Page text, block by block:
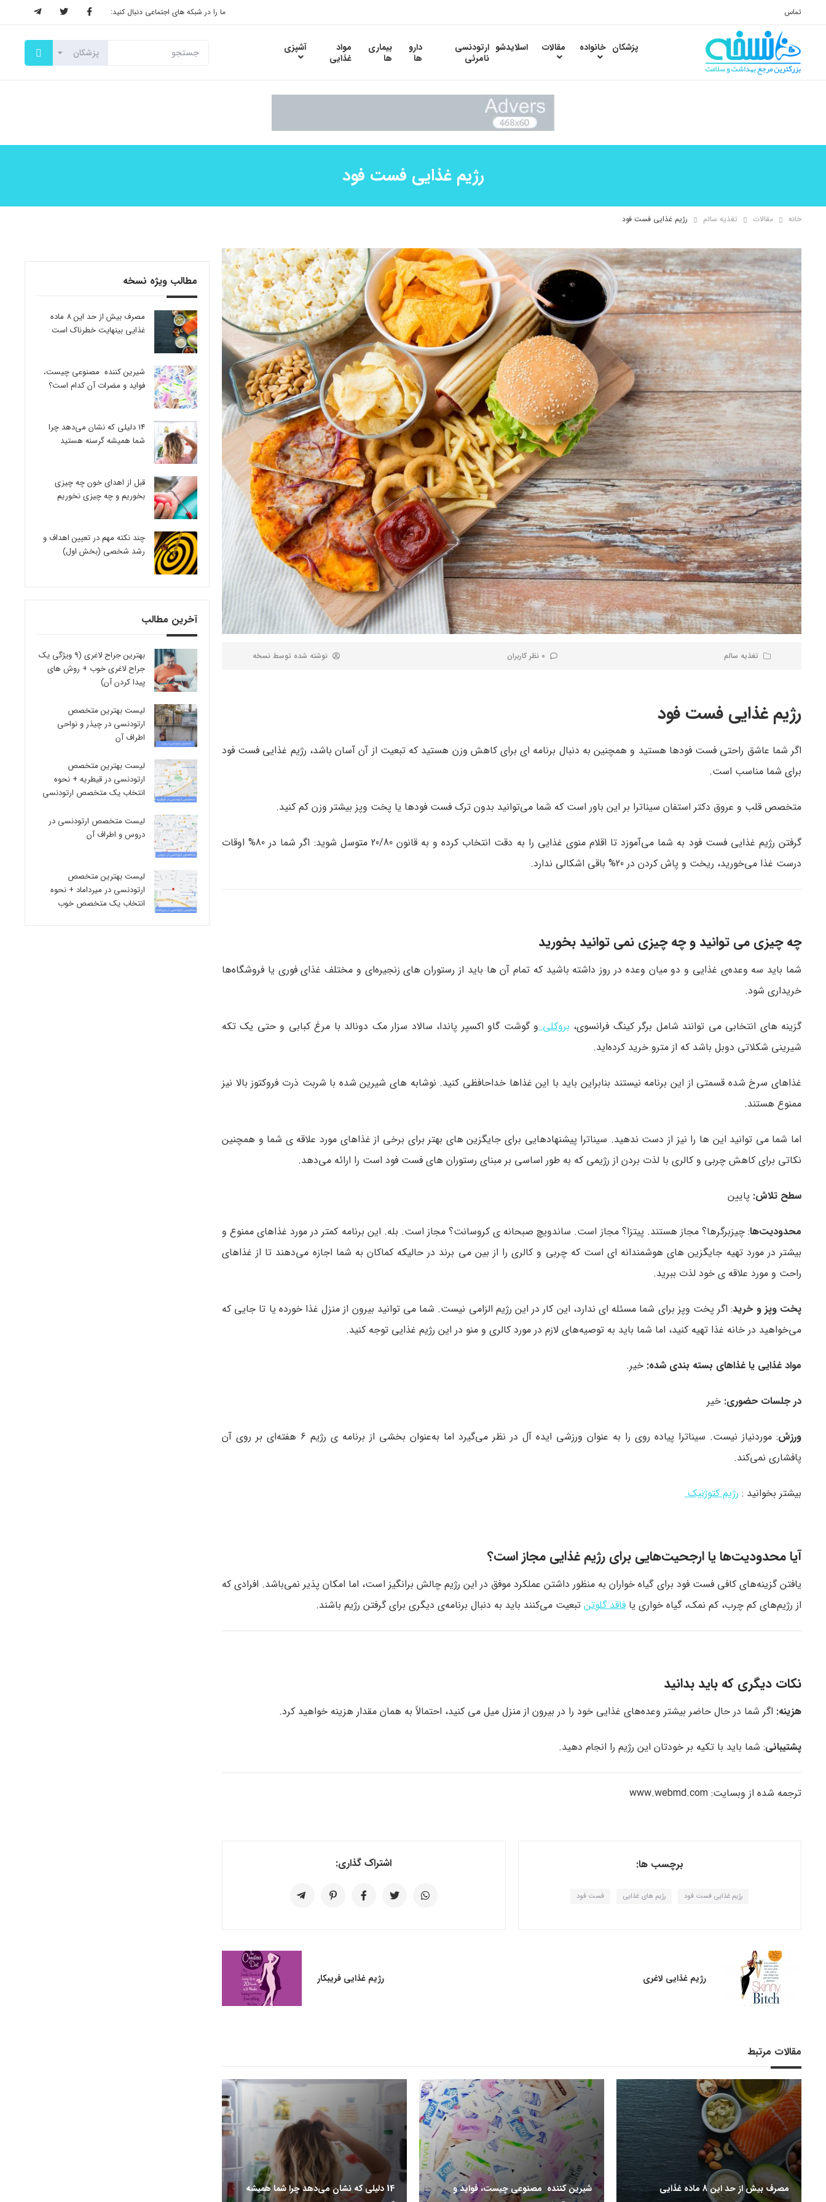
تماس ما را در شبکه های اجتماعی دنبال کنید:
پزشکان خانواده مقالات اسلایدشو ارتودنسی
نامرئی
دارو
ها
بیماری
ها
مواد
غذایی
آشپزی
رژیم غذایی فست فود
خانه مقالات تغذیه سالم رژیم غذایی فست فود
تغذیه سالم 0 نظر کاربران نوشته شده توسط نسخه
رژیم غذایی فست فود
اگر شما عاشق راحتی فست فودها هستید و همچنین به دنبال برنامه‌ ای برای کاهش وزن هستید که تبعیت از آن آسان باشد، رژیم غذایی فست فود
برای شما مناسب است.
متخصص قلب و عروق دکتر استفان سیناترا بر این باور است که شما می‌توانید بدون ترک فست فودها یا پخت‌ وپز بیشتر وزن کم کنید.
گرفتن رژیم غذایی فست فود به شما می‌آموزد تا اقلام منوی غذایی را به دقت انتخاب کرده و به قانون 20/80 متوسل شوید: اگر شما در 80% اوقات
درست غذا می‌خورید، ریخت‌ و پاش کردن در 20% باقی اشکالی ندارد.
چه چیزی می‌ توانید و چه چیزی نمی‌ توانید بخورید
شما باید سه وعده‌ی غذایی و دو میان وعده در روز داشته باشید که تمام آن‌ ها باید از رستوران‌ های زنجیره‌ای و مختلف غذای فوری یا فروشگاه‌ها
خریداری شود.
گزینه‌ های انتخابی می‌ توانند شامل برگر کینگ فرانسوی، بروکلیو گوشت گاو اکسپر پاندا، سالاد سزار مک دونالد با مرغ کبابی و حتی یک تکه
شیرینی شکلاتی دوبل باشد که از مترو خرید کرده‌اید.
غذاهای سرخ شده قسمتی از این برنامه نیستند بنابراین باید با این غذاها خداحافظی کنید. نوشابه‌ های شیرین شده با شربت ذرت فروکتوز بالا نیز
ممنوع هستند.
اما شما می‌ توانید این‌ ها را نیز از دست ندهید. سیناترا پیشنهادهایی برای جایگزین‌ های بهتر برای برخی از غذاهای مورد علاقه‌ ی شما و همچنین
نکاتی برای کاهش چربی و کالری با لذت بردن از رژیمی که به طور اساسی بر مبنای رستوران‌ های فست فود است را ارائه می‌دهد.
سطح تلاش: پایین
محدودیت‌ها: چیزبرگرها؟ مجاز هستند. پیتزا؟ مجاز است. ساندویچ صبحانه‌ ی کروسانت؟ مجاز است. بله. این برنامه کمتر در مورد غذاهای ممنوع و
بیشتر در مورد تهیه جایگزین‌ های هوشمندانه‌ ای است که چربی و کالری را از بین می‌ برند در حالیکه کماکان به شما اجازه می‌دهند تا از غذاهای
راحت و مورد علاقه‌ ی خود لذت ببرید.
پخت‌ وپز و خرید: اگر پخت‌ وپز برای شما مسئله‌ ای ندارد، این کار در این رژیم الزامی نیست. شما می‌ توانید بیرون از منزل غذا خورده یا تا جایی که
می‌خواهید در خانه غذا تهیه کنید، اما شما باید به توصیه‌های لازم در مورد کالری و منو در این رژیم غذایی توجه کنید.
مواد غذایی یا غذاهای بسته بندی شده: خیر.
در جلسات حضوری: خیر
ورزش
: موردنیاز نیست. سیناترا پیاده‌ روی را به عنوان ورزشی ایده آل در نظر می‌گیرد اما به‌عنوان بخشی از برنامه‌ ی رژیم 6 هفته‌ای بر روی آن
پافشاری نمی‌کند.
بیشتر بخوانید : رژیم کتوژنیک
آیا محدودیت‌ها یا ارجحیت‌هایی برای رژیم غذایی مجاز است؟
یافتن گزینه‌های کافی فست فود برای گیاه‌ خواران به منظور داشتن عملکرد موفق در این رژیم چالش‌ برانگیز است، اما امکان‌ پذیر نمی‌باشد. افرادی که
از رژیم‌های کم‌ چرب، کم‌ نمک، گیاه‌ خواری یا فاقد گلوتن تبعیت می‌کنند باید به دنبال برنامه‌ی دیگری برای گرفتن رژیم باشند.
نکات دیگری که باید بدانید
هزینه: اگر شما در حال حاضر بیشتر وعده‌های غذایی خود را در بیرون از منزل میل می‌ کنید، احتمالاً به همان مقدار هزینه خواهید کرد.
پشتیبانی: شما باید با تکیه بر خودتان این رژیم را انجام دهید.
ترجمه شده از وبسایت: www.webmd.com
برچسب ها:
رژیم غذایی فست فود رژیم های غذایی فست فود
اشتراک گذاری:
رژیم غذایی لاغری رژیم غذایی فریبکار
مقالات مرتبط
مصرف بیش از حد این 8 ماده غذایی
شیرین کننده مصنوعی چیست، فواید و
14 دلیلی که نشان می‌دهد چرا شما همیشه
مطالب ویژه نسخه
مصرف بیش از حد این 8 ماده
غذایی بینهایت خطرناک است
شیرین کننده مصنوعی چیست،
فواید و مضرات آن کدام است؟
14 دلیلی که نشان می‌دهد چرا
شما همیشه گرسنه هستید
قبل از اهدای خون چه چیزی
بخوریم و چه چیزی نخوریم
چند نکته مهم در تعیین اهداف و
رشد شخصی (بخش اول)
آخرین مطالب
بهترین جراح لاغری (9 ویژگی یک
جراح لاغری خوب + روش های
پیدا کردن آن)
لیست بهترین متخصص
ارتودنسی در چیذر و نواحی
اطراف آن
لیست بهترین متخصص
ارتودنسی در قیطریه + نحوه
انتخاب یک متخصص ارتودنسی
لیست متخصص ارتودنسی در
دروس و اطراف آن
لیست بهترین متخصص
ارتودنسی در میرداماد + نحوه
انتخاب یک متخصص خوب